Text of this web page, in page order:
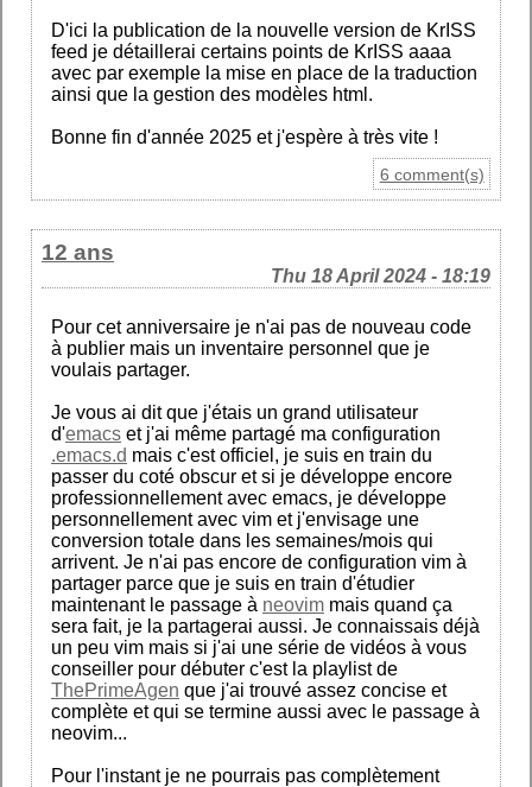
D'ici la publication de la nouvelle version de KrISS
feed je détaillerai certains points de KrISS aaaa
avec par exemple la mise en place de la traduction
ainsi que la gestion des modèles html.
Bonne fin d'année 2025 et j'espère à très vite !
6 comment(s)
12 ans
Thu 18 April 2024 - 18:19
Pour cet anniversaire je n'ai pas de nouveau code
à publier mais un inventaire personnel que je
voulais partager.
Je vous ai dit que j'étais un grand utilisateur
d'emacs et j'ai même partagé ma configuration
.emacs.d mais c'est officiel, je suis en train du
passer du coté obscur et si je développe encore
professionnellement avec emacs, je développe
personnellement avec vim et j'envisage une
conversion totale dans les semaines/mois qui
arrivent. Je n'ai pas encore de configuration vim à
partager parce que je suis en train d'étudier
maintenant le passage à neovim mais quand ça
sera fait, je la partagerai aussi. Je connaissais déjà
un peu vim mais si j'ai une série de vidéos à vous
conseiller pour débuter c'est la playlist de
ThePrimeAgen que j'ai trouvé assez concise et
complète et qui se termine aussi avec le passage à
neovim...
Pour l'instant je ne pourrais pas complètement